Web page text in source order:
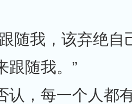
随我，该弃绝自
跟随我。”
认，每一个人都